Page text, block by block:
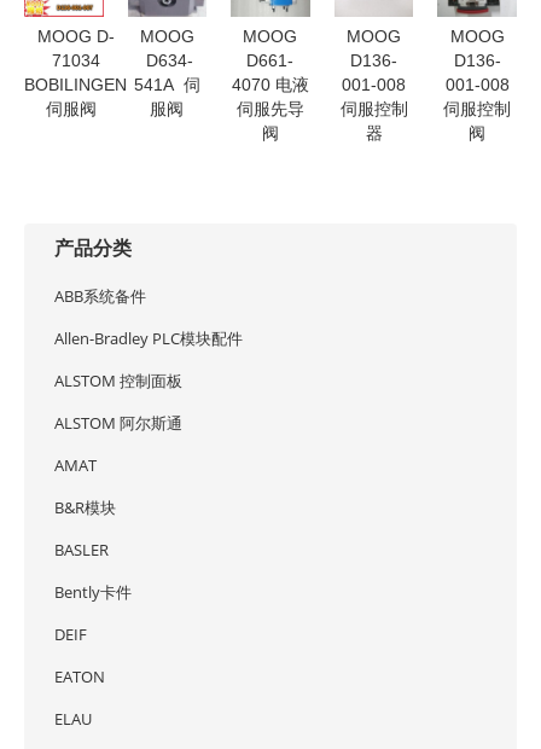
MOOG D-
71034
BOBILINGEN
伺服阀
MOOG
D634-
541A 伺
服阀
MOOG
D661-
4070 电液
伺服先导
阀
MOOG
D136-
001-008
伺服控制
器
MOOG
D136-
001-008
伺服控制
阀
产品分类
ABB系统备件
Allen-Bradley PLC模块配件
ALSTOM 控制面板
ALSTOM 阿尔斯通
AMAT
B&R模块
BASLER
Bently卡件
DEIF
EATON
ELAU